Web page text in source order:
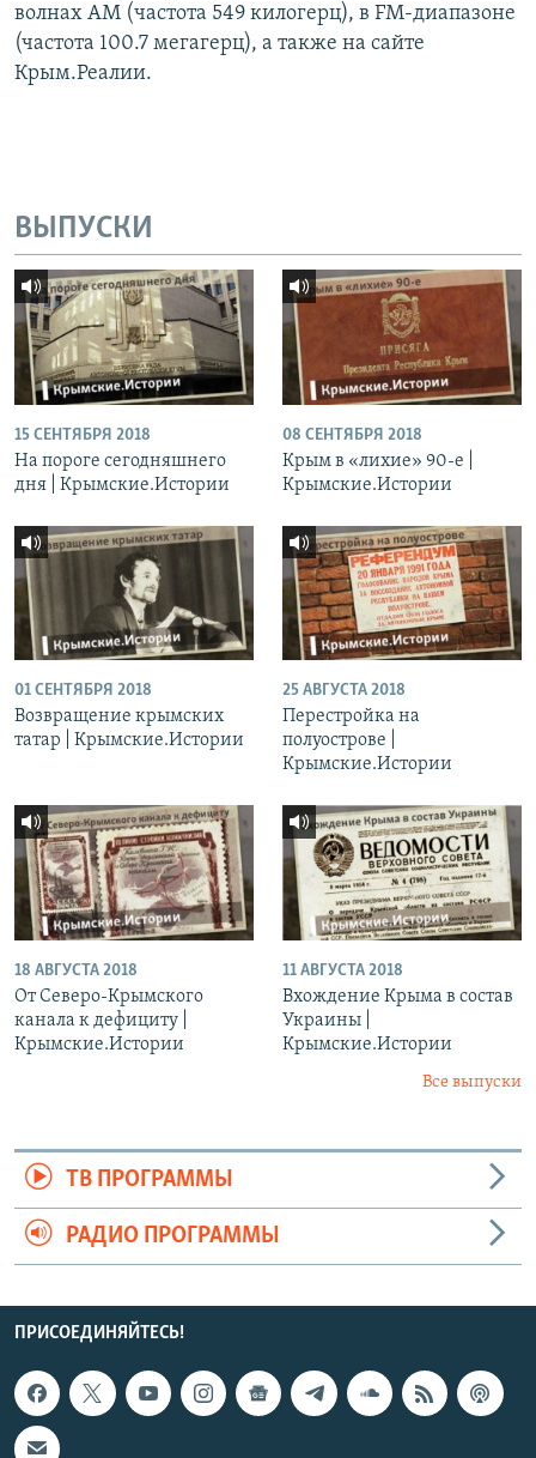
волнах AM (частота 549 килогерц), в FM-диапазоне
(частота 100.7 мегагерц), а также на сайте
Крым.Реалии.
ВЫПУСКИ
15 СЕНТЯБРЯ 2018
На пороге сегодняшнего
дня | Крымские.Истории
08 СЕНТЯБРЯ 2018
Крым в «лихие» 90-е |
Крымские.Истории
01 СЕНТЯБРЯ 2018
Возвращение крымских
татар | Крымские.Истории
25 АВГУСТА 2018
Перестройка на
полуострове |
Крымские.Истории
18 АВГУСТА 2018
От Северо-Крымского
канала к дефициту |
Крымские.Истории
11 АВГУСТА 2018
Вхождение Крыма в состав
Украины |
Крымские.Истории
Все выпуски
ТВ ПРОГРАММЫ
РАДИО ПРОГРАММЫ
ПРИСОЕДИНЯЙТЕСЬ!